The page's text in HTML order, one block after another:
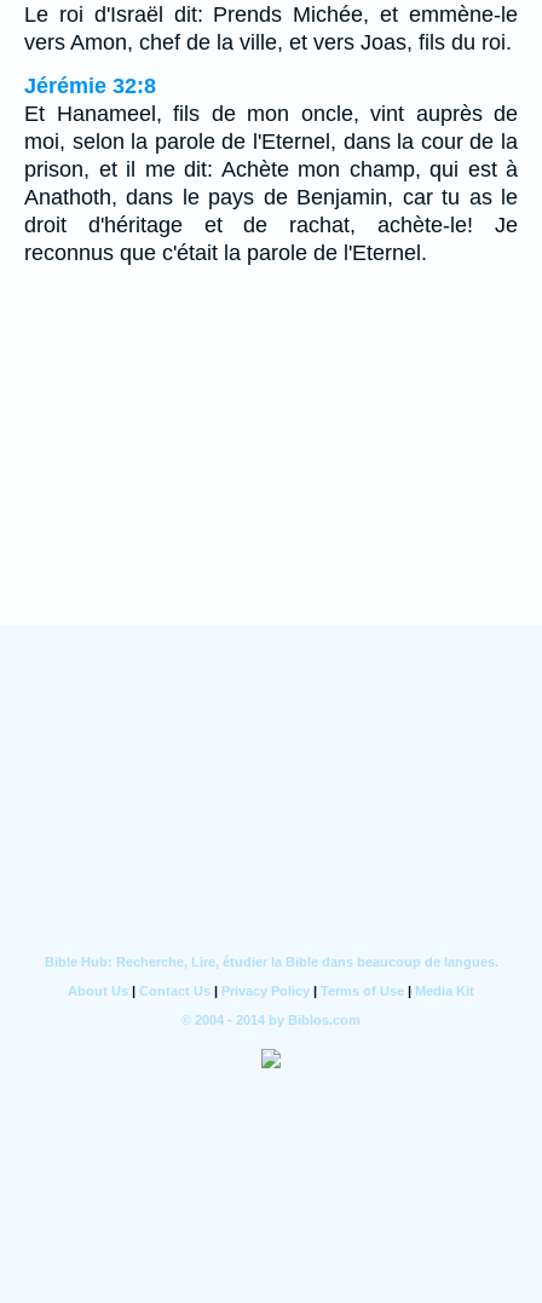
Le roi d'Israël dit: Prends Michée, et emmène-le
vers Amon, chef de la ville, et vers Joas, fils du roi.
Jérémie 32:8
Et Hanameel, fils de mon oncle, vint auprès de
moi, selon la parole de l'Eternel, dans la cour de la
prison, et il me dit: Achète mon champ, qui est à
Anathoth, dans le pays de Benjamin, car tu as le
droit d'héritage et de rachat, achète-le! Je
reconnus que c'était la parole de l'Eternel.